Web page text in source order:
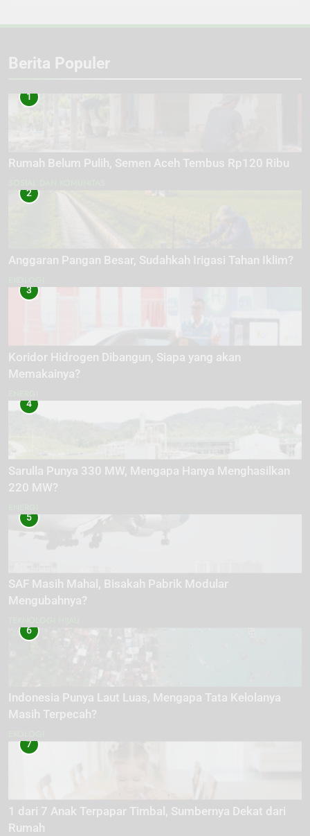
Berita Populer
1
Rumah Belum Pulih, Semen Aceh Tembus Rp120 Ribu
2
Anggaran Pangan Besar, Sudahkah Irigasi Tahan Iklim?
3
Koridor Hidrogen Dibangun, Siapa yang akan
Memakainya?
4
Sarulla Punya 330 MW, Mengapa Hanya Menghasilkan
220 MW?
5
SAF Masih Mahal, Bisakah Pabrik Modular
Mengubahnya?
6
Indonesia Punya Laut Luas, Mengapa Tata Kelolanya
Masih Terpecah?
7
1 dari 7 Anak Terpapar Timbal, Sumbernya Dekat dari
Rumah